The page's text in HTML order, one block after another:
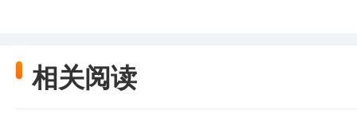
相关阅读